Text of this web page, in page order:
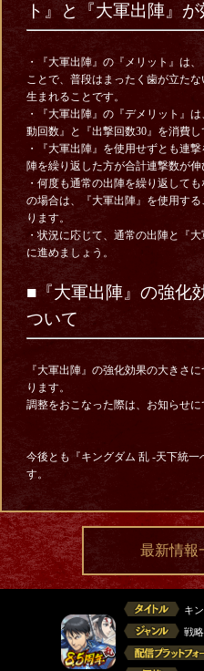
ト』と『大軍出陣』
・『大軍出陣』の『メリット』は
ことで、普段はまったく歯が立た
生まれることです。
・『大軍出陣』の『デメリット』
動回数』と『出撃回数30』を消費し
・『大軍出陣』を使用せずとも連
陣を繰り返した方が合計連撃数が伸
・何度も通常の出陣を繰り返して
の場合は、『大軍出陣』を使用す
ります。
・状況に応じて、通常の出陣と『
に進めましょう。
■『大軍出陣』の強化
ついて
『大軍出陣』の強化効果の大きさ
ります。
調整をおこなった際は、お知らせに
今後とも『キングダム 乱 -天下統
す。
最新情報
キ
戦